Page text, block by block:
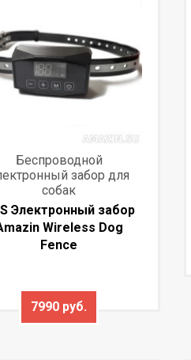
Беспроводной
забор для
собак
Электронный забор
Wireless Dog
Fence
7990 руб.